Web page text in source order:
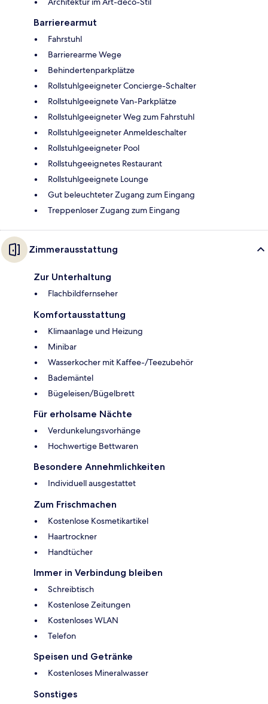
Barrierearmut
Fahrstuhl
Barrierearme Wege
Behindertenparkplätze
Rollstuhlgeeigneter Concierge-Schalter
Rollstuhlgeeignete Van-Parkplätze
Rollstuhlgeeigneter Weg zum Fahrstuhl
Rollstuhlgeeigneter Anmeldeschalter
Rollstuhlgeeigneter Pool
Rollstuhgeeignetes Restaurant
Rollstuhlgeeignete Lounge
Gut beleuchteter Zugang zum Eingang
Treppenloser Zugang zum Eingang
Zimmerausstattung
Zur Unterhaltung
Flachbildfernseher
Komfortausstattung
Klimaanlage und Heizung
Minibar
Wasserkocher mit Kaffee-/Teezubehör
Bademäntel
Bügeleisen/Bügelbrett
Für erholsame Nächte
Verdunkelungsvorhänge
Hochwertige Bettwaren
Besondere Annehmlichkeiten
Individuell ausgestattet
Zum Frischmachen
Kostenlose Kosmetikartikel
Haartrockner
Handtücher
Immer in Verbindung bleiben
Schreibtisch
Kostenlose Zeitungen
Kostenloses WLAN
Telefon
Speisen und Getränke
Kostenloses Mineralwasser
Sonstiges